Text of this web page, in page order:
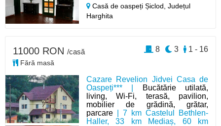
Casă de oaspeți Șiclod,Județul
Harghita
Cazare Revelion Jidvei Casa de
Oaspeți*** |
Bucătărie utilată,
living, Wi-Fi, terasă, pavilion,
mobilier de grădină, grătar,
parcare | 7 km Castelul Bethlen-
Haller, 33 km Mediaș, 60 km
11000 RON /casă
Fără masă
1 - 16
3
8